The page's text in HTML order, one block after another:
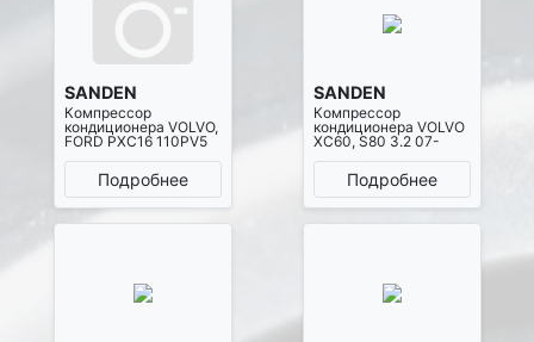
SANDEN
Компрессор
кондиционера VOLVO,
FORD PXC16 110PV5
Подробнее
SANDEN
Компрессор
кондиционера VOLVO
XC60, S80 3.2 07-
Подробнее